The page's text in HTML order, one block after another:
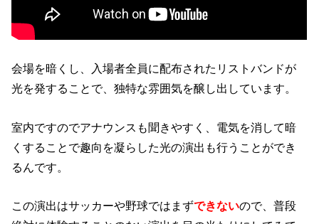
会場を暗くし、入場者全員に配布されたリストバンドが
光を発することで、独特な雰囲気を醸し出しています。
室内ですのでアナウンスも聞きやすく、電気を消して暗
くすることで趣向を凝らした光の演出も行うことができ
るんです。
この演出はサッカーや野球ではまずできないので、普段